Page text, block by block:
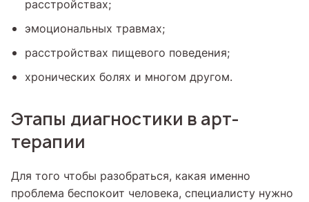
расстройствах;
эмоциональных травмах;
расстройствах пищевого поведения;
хронических болях и многом другом.
Этапы диагностики в арт-
терапии
Для того чтобы разобраться, какая именно
проблема беспокоит человека, специалисту нужно